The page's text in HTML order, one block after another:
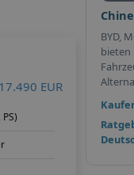
BYD,
bieten
17.490 EUR